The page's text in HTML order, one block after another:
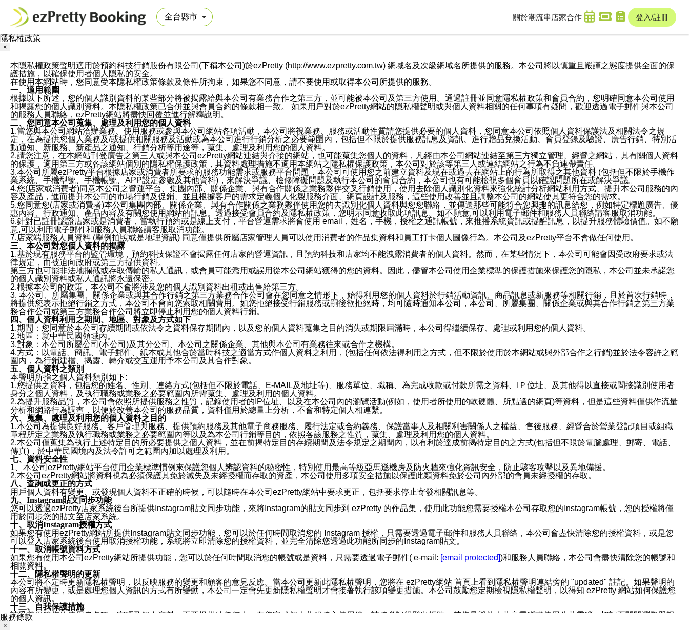
關於潮流串 店家合作 登入/註冊
隱私權政策
×
本隱私權政策聲明適用於預約科技行銷股份有限公司(下稱本公司)於ezPretty (http://www.ezpretty.com.tw) 網域名及次級網域名所提供的服務。本公司將以慎重且嚴謹之態度提供全面的保
護措施，以確保使用者個人隱私的安全。
在使用本網站時，您同意受本隱私權政策條款及條件所拘束，如果您不同意，請不要使用或取得本公司所提供的服務。
一、適用範圍
根據以下所述，您的個人識別資料的某些部分將被揭露給與本公司有業務合作之第三方，並可能被本公司及第三方使用。通過註冊並同意隱私權政策和會員合約，您明確同意本公司使用
和揭露您的個人識別資料。本隱私權政策已合併並與會員合約的條款相一致。 如果用戶對於ezPretty網站的隱私權聲明或與個人資料相關的任何事項有疑問，歡迎透過電子郵件與本公司
的服務人員聯絡，ezPretty網站將盡快回覆並進行解釋說明。
二、您同意本公司蒐集、處理及利用您的個人資料
1.當您與本公司網站洽辦業務、使用服務或參與本公司網站各項活動，本公司將視業務、服務或活動性質請您提供必要的個人資料，您同意本公司依照個人資料保護法及相關法令之規
定，在為提供您個人業務及/或提供相關服務及活動或為本公司進行行銷分析之必要範圍內，包括但不限於提供服務訊息及資訊、進行贈品兌換活動、會員登錄及驗證、廣告行銷、特別活
動通知、新服務、新產品之通知、行銷分析等用途等，蒐集、處理及利用您的個人資料。
2.請您注意，在本網站刊登廣告之第三人或與本公司ezPretty網站連結與介接的網站，也可能蒐集您個人的資料，凡經由本公司網站連結至第三方獨立管理、經營之網站，其有關個人資料
的保護，適用第三方或各該網站個別的隱私權保護政策，其資料處理措施不適用本網站之隱私權保護政策，本公司對於該等第三人或連結網站之行為不負連帶責任。
3.本公司所屬ezPretty平台根據店家或消費者所要求的服務功能需求或服務平台問題，本公司可使用您之前建立資料及現在或過去在網站上的行為所取得之其他資料 (包括但不限於手機作
業系統、手機型號、手機帳號、APP設定參數及其他資料)，來解決爭議、檢修障礙問題及執行本公司的會員合約，本公司也有可能檢視多個會員以確認問題所在或解決爭議。
4.您(店家或消費者)同意本公司之營運平台、集團內部、關係企業、與有合作關係之業務夥伴交叉行銷使用，使用去除個人識別化資料來強化統計分析網站利用方式、提升本公司服務的內
容及產品，進而提升本公司的市場行銷及促銷、並且根據客戶的需求定義個人化製服務介面、網頁設計及服務，這些使用改善並且調整本公司的網站使其更符合您的需求。
5.您同意您(店家或消費者)本公司集團內部、關係企業、與有合作關係之業務夥伴使用您的去識別化個人資料與您您聯絡，並傳送那些可能符合您興趣的訊息給您，例如特定標題廣告、優
惠內容、行政通知、產品內容及有關您使用網站的訊息。透過接受會員合約及隱私權政策，您明示同意收取此項訊息。如不願意,可以利用電子郵件和服務人員聯絡請客服取消功能。
6.針對已註冊認證店家或是消費者，當執行預約或是線上支付，平台營運需求將會使用 email，姓名，手機，授權之通訊帳號，來推播系統資訊或提醒訊息，以提升服務體驗價值。如不願
意,可以利用電子郵件和服務人員聯絡請客服取消功能。
7.店家端服務人員資料 (舉例拍照或是地理資訊) 同意僅提供所屬店家管理人員可以使用消費者的作品集資料和員工打卡個人圖像行為。本公司及ezPretty平台不會做任何使用。
三、本公司對您個人資料的揭露
1.基於現有服務平台的監管環境，預約科技保證不會揭露任何店家的營運資訊，且預約科技和店家均不能洩露消費者的個人資料。然而，在某些情況下，本公司可能會因受政府要求或法
律規定，而被迫向政府或第三方提供資料。
第三方也可能非法地攔截或存取傳輸的私人通訊，或會員可能濫用或誤用從本公司網站獲得的您的資料。因此，儘管本公司使用企業標準的保護措施來保護您的隱私，本公司並未承諾您
的個人識別資料或私人通訊將永遠保密。
2.根據本公司的政策，本公司不會將涉及您的個人識別資料出租或出售給第三方。
3. 本公司、所屬集團、關係企業或與其合作行銷之第三方業務合作公司會在您同意之情形下，始得利用您的個人資料於行銷活動資訊、商品訊息或新服務等相關行銷，且於首次行銷時，
將提供您表示拒絕行銷之方式，本公司不會向您索取相關費用。如您拒絕接受行銷服務或嗣後欲拒絕時，均可隨時通知本公司，本公司、所屬集團、關係企業或與其合作行銷之第三方業
務合作公司或第三方業務合作公司將立即停止利用您的個人資料行銷。
四、個人資料利用之期間、地區、對象及方式如下
1.期間：您同意於本公司存續期間或依法令之資料保存期間內，以及您的個人資料蒐集之目的消失或期限屆滿時，本公司得繼續保存、處理或利用您的個人資料。
2.地區：就中華民國領域內。
3.對象：本公司所屬公司(本公司)及其分公司、本公司之關係企業、其他與本公司有業務往來或合作之機構。
4.方式：以電話、簡訊、電子郵件、紙本或其他合於當時科技之適當方式作個人資料之利用，(包括任何依法得利用之方式，但不限於使用於本網站或與外部合作之行銷)並於法令容許之範
圍內，為行銷建檔、揭露、轉介或交互運用予本公司及其合作對象。
五、個人資料之類別
本聲明所指之個人資料類別如下:
1.您提供之資料，包括您的姓名、性別、連絡方式(包括但不限於電話、E-MAIL及地址等)、服務單位、職稱、為完成收款或付款所需之資料、IＰ位址、及其他得以直接或間接識別使用者
身分之個人資料，及執行職務或業務之必要範圍內所需蒐集、處理及利用的個人資料。
2.為提升服務品質，本公司會依照所提供服務之性質，記錄使用者的IP位址、以及在本公司內的瀏覽活動(例如，使用者所使用的軟硬體、所點選的網頁)等資料，但是這些資料僅供作流量
分析和網路行為調查，以便於改善本公司的服務品質，資料僅用於總量上分析，不會和特定個人相連繫。
六、蒐集、處理及利用您的個人資料之目的
1.本公司為提供良好服務、客戶管理與服務、提供預約服務及其他電子商務服務、履行法定或合約義務、保護當事人及相關利害關係人之權益、售後服務、經營合於營業登記項目或組織
章程所定之業務及執行職務或業務之必要範圍內等以及為本公司行銷等目的，依照各該服務之性質，蒐集、處理及利用您的個人資料。
2.本公司僅蒐集為執行上述特定目的所必要提供之個人資料，並在前揭特定目的存續期間及法令規定之期間內，以有利於達成前揭特定目的之方式(包括但不限於電腦處理、郵寄、電話、
傳真)，於中華民國境內及法令許可之範圍內加以處理及利用。
七、資料安全性
1、本公司ezPretty網站平台使用企業標準慣例來保護您個人辨認資料的秘密性，特別使用最高等級亞馬遜機房及防火牆來強化資訊安全，防止駭客攻擊以及異地備援。
2.本公司ezPretty網站將資料視為必須保護其免於滅失及未經授權而存取的資產，本公司使用多項安全措施以保護此類資料免於公司內外部的會員未經授權的存取。
八、查詢或更正的方式
用戶個人資料有變更、或發現個人資料不正確的時候，可以隨時在本公司ezPretty網站中要求更正，包括要求停止寄發相關訊息等。
九、Instagram貼文同步功能
您可以透過ezPretty店家系統後台所提供Instagram貼文同步功能，來將Instagram的貼文同步到 ezPretty 的作品集，使用此功能您需要授權本公司存取您的Instagram帳號，您的授權將僅
用於同步您的貼文至店家系統。
十、取消Instagram授權方式
如果您有使用ezPretty網站所提供Instagram貼文同步功能，您可以於任何時間取消您的 Instagram 授權，只需要透過電子郵件和服務人員聯絡，本公司會盡快清除您的授權資料，或是您
可以登入店家系統後台使用取消授權功能，系統將立即清除您的授權資料，並完全清除您透過此功能所同步的Instagram貼文。
十一、取消帳號資料方式
如果您有使用本公司ezPretty網站所提供功能，您可以於任何時間取消您的帳號或是資料，只需要透過電子郵件( e-mail: [email protected])和服務人員聯絡，本公司會盡快清除您的帳號和
相關資料。
十二、隱私權聲明的更新
本公司將不定時更新隱私權聲明，以反映服務的變更和顧客的意見反應。當本公司更新此隱私權聲明，您將在 ezPretty網站 首頁上看到隱私權聲明連結旁的 "updated" 註記。如果聲明的
內容有所變更，或是處理您個人資訊的方式有所變動，本公司一定會先更新隱私權聲明才會接著執行該項變更措施。本公司鼓勵您定期檢視隱私權聲明，以得知 ezPretty 網站如何保護您
的個人資訊。
十三、自我保護措施
請妥善保管您的使用者名稱、密碼及個人資料，不要提供給任何人。在您完成個人化服務之使用後，請務必記得登出帳號。若您是與他人共享電腦或使用公共電腦，切記要關閉瀏覽器視
窗，以防止他人讀取您的個人資料、信件或進入所機關管理區。
服務條款
×